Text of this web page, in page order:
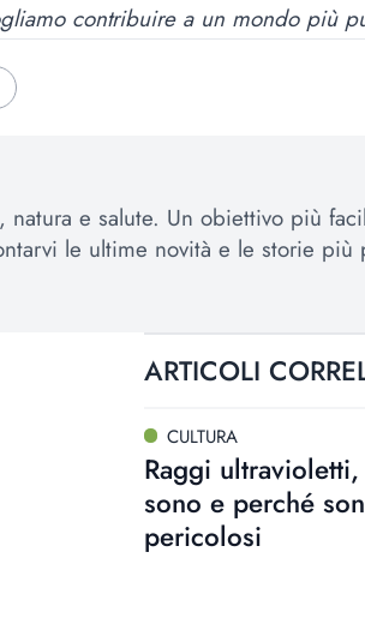
contribuire a un mondo più
natura e salute. Un obiettivo più
le ultime novità e le storie più
ARTICOLI
CULTURA
Raggi ultravioletti,
sono e perché
pericolosi